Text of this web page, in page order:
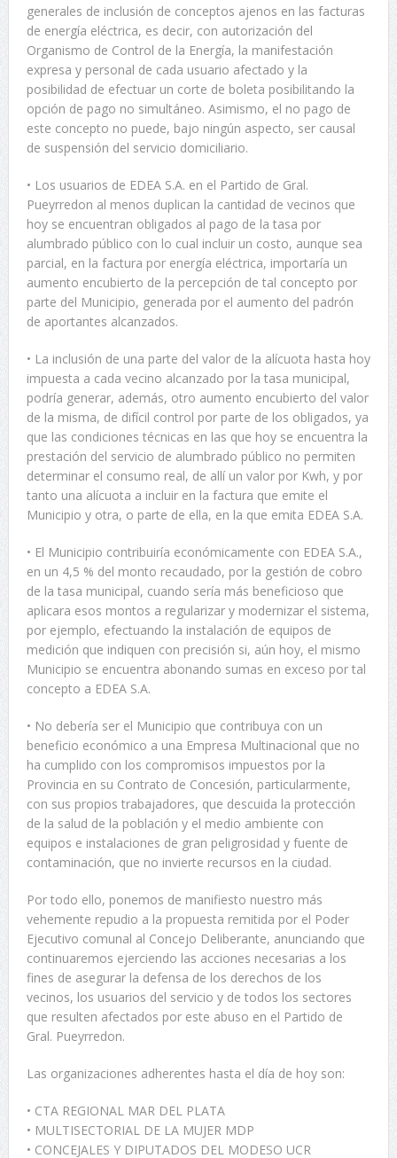
generales de inclusión de conceptos ajenos en las facturas
de energía eléctrica, es decir, con autorización del
Organismo de Control de la Energía, la manifestación
expresa y personal de cada usuario afectado y la
posibilidad de efectuar un corte de boleta posibilitando la
opción de pago no simultáneo. Asimismo, el no pago de
este concepto no puede, bajo ningún aspecto, ser causal
de suspensión del servicio domiciliario.
• Los usuarios de EDEA S.A. en el Partido de Gral.
Pueyrredon al menos duplican la cantidad de vecinos que
hoy se encuentran obligados al pago de la tasa por
alumbrado público con lo cual incluir un costo, aunque sea
parcial, en la factura por energía eléctrica, importaría un
aumento encubierto de la percepción de tal concepto por
parte del Municipio, generada por el aumento del padrón
de aportantes alcanzados.
• La inclusión de una parte del valor de la alícuota hasta hoy
impuesta a cada vecino alcanzado por la tasa municipal,
podría generar, además, otro aumento encubierto del valor
de la misma, de difícil control por parte de los obligados, ya
que las condiciones técnicas en las que hoy se encuentra la
prestación del servicio de alumbrado público no permiten
determinar el consumo real, de allí un valor por Kwh, y por
tanto una alícuota a incluir en la factura que emite el
Municipio y otra, o parte de ella, en la que emita EDEA S.A.
• El Municipio contribuiría económicamente con EDEA S.A.,
en un 4,5 % del monto recaudado, por la gestión de cobro
de la tasa municipal, cuando sería más beneficioso que
aplicara esos montos a regularizar y modernizar el sistema,
por ejemplo, efectuando la instalación de equipos de
medición que indiquen con precisión si, aún hoy, el mismo
Municipio se encuentra abonando sumas en exceso por tal
concepto a EDEA S.A.
• No debería ser el Municipio que contribuya con un
beneficio económico a una Empresa Multinacional que no
ha cumplido con los compromisos impuestos por la
Provincia en su Contrato de Concesión, particularmente,
con sus propios trabajadores, que descuida la protección
de la salud de la población y el medio ambiente con
equipos e instalaciones de gran peligrosidad y fuente de
contaminación, que no invierte recursos en la ciudad.
Por todo ello, ponemos de manifiesto nuestro más
vehemente repudio a la propuesta remitida por el Poder
Ejecutivo comunal al Concejo Deliberante, anunciando que
continuaremos ejerciendo las acciones necesarias a los
fines de asegurar la defensa de los derechos de los
vecinos, los usuarios del servicio y de todos los sectores
que resulten afectados por este abuso en el Partido de
Gral. Pueyrredon.
Las organizaciones adherentes hasta el día de hoy son:
• CTA REGIONAL MAR DEL PLATA
• MULTISECTORIAL DE LA MUJER MDP
• CONCEJALES Y DIPUTADOS DEL MODESO UCR